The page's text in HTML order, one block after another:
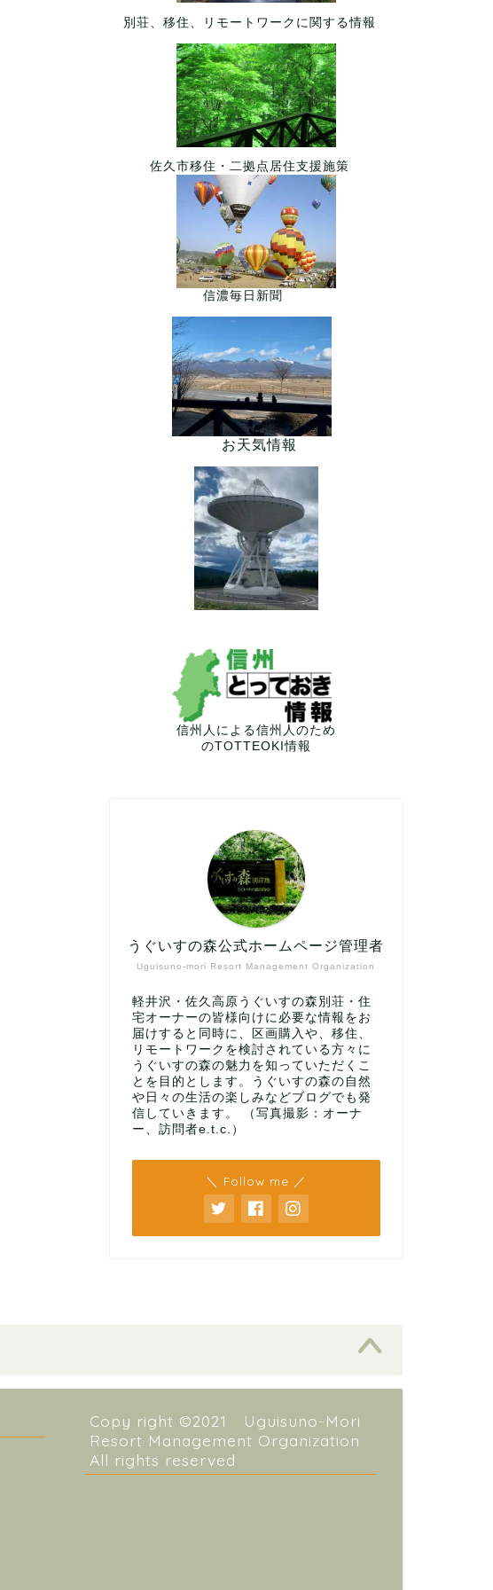
別荘、移住、リモートワークに関する情報
佐久市移住・二拠点居住支援施策
信濃毎日新聞
お天気情報
信州人による信州人のため
のTOTTEOKI情報
Uguisuno-mori Resort Management Organization
うぐいすの森公式ホームページ管理者
軽井沢・佐久高原うぐいすの森別荘・住
宅オーナーの皆様向けに必要な情報をお
届けすると同時に、区画購入や、移住、
リモートワークを検討されている方々に
うぐいすの森の魅力を知っていただくこ
とを目的とします。うぐいすの森の自然
や日々の生活の楽しみなどブログでも発
信していきます。 （写真撮影：オーナ
ー、訪問者e.t.c.）
＼ Follow me ／
Copy right ©2021 Uguisuno-Mori
Resort Management Organization
All rights reserved